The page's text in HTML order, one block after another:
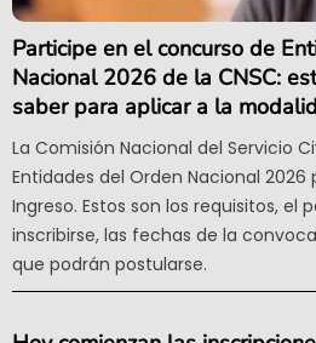
Participe en el concurso de
Nacional 2026 de la CNSC:
saber para aplicar a la
La Comisión Nacional del Servicio
Entidades del Orden Nacional
Ingreso. Estos son los requisitos, el
inscribirse, las fechas de la
que podrán postularse.